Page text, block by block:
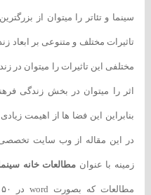
سینما و تئاتر را میتوان از
تاثیرات مختلف و متنوعی بر ابعاد
مختلفی این تاثیرات را میتوان در
اثر را میتوان در بخش زندگی
بنابراین این فضا ها از اهیمت
در این مقاله از وب سایت
زمینه با عنوان مطالعات خانه